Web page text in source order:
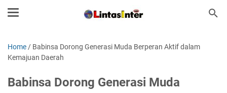
Home / Babinsa Dorong Generasi Muda Berperan Aktif dalam
Kemajuan Daerah
Babinsa Dorong Generasi Muda